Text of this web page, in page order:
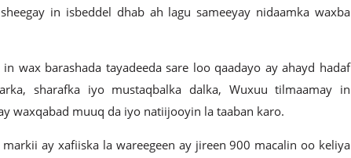
sheegay in isbeddel dhab ah lagu sameeyay nidaamka waxba
in wax barashada tayadeeda sare loo qaadayo ay ahayd hadaf
sharafka iyo mustaqbalka dalka, Wuxuu tilmaamay in
waxqabad muuq da iyo natiijooyin la taaban karo.
markii ay xafiiska la wareegeen ay jireen 900 macalin oo keliya